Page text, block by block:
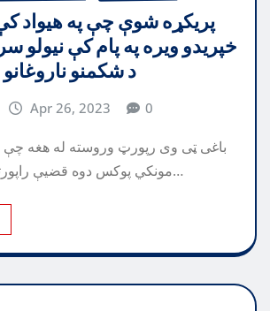
پریکړه شوې چې په هیواد
خپریدو ویره په پام کې نیولو
د شکمنو
Apr 26, 2023 0
باغی ټی وی رپورټ وروسته له هغه چې
مونکي پوکس دوه قضیې راپورته شوې ، پریکړه…